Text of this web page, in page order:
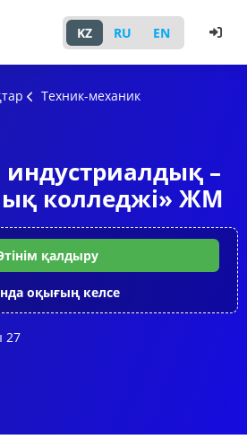
KZ RU EN
Техник-механик
–
колледжі» ЖМ
қалдыру
оқығың келсе
27